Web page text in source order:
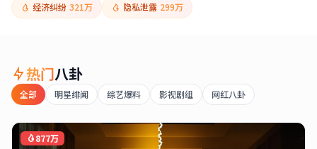
经济纠纷 321万 隐私泄露 299万
热门八卦
全部 明星绯闻 综艺爆料 影视剧组 网红八卦
877万